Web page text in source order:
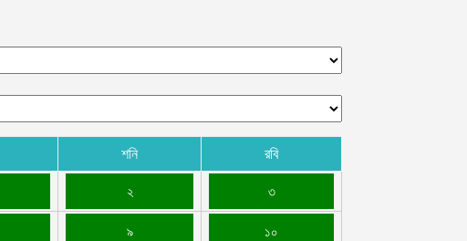
শনি রবি
২ ৩
৯ ১০